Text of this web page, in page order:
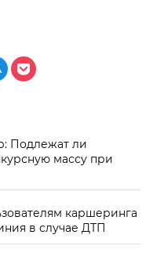
Подлежат ли
массу при
каршеринга
в случае ДТП